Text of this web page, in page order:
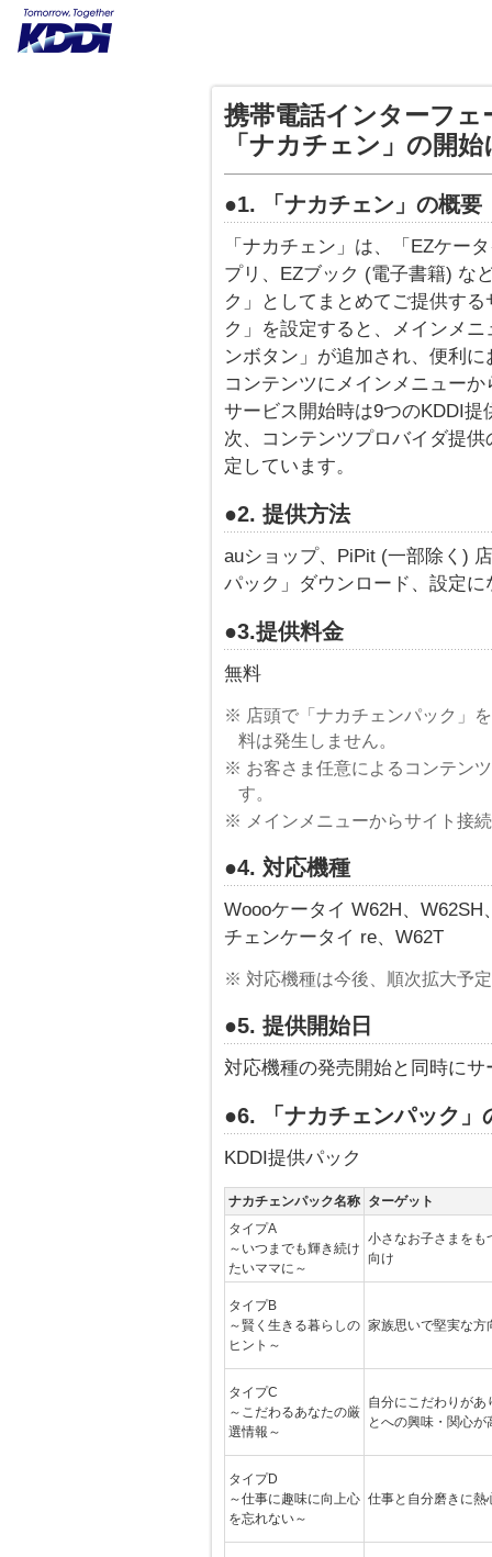
携帯電話インターフ
「ナカチェン」の開
●1. 「ナカチェン」の概要
「ナカチェン」は、「EZケー
プリ、EZブック (電子書籍) な
ク」としてまとめてご提供す
ク」を設定すると、メインメ
ンボタン」が追加され、便利
コンテンツにメインメニュー
サービス開始時は9つのKDDI
次、コンテンツプロバイダ提
定しています。
●2. 提供方法
auショップ、PiPit (一部除く)
パック」ダウンロード、設定に
●3.提供料金
無料
※ 店頭で「ナカチェンパック」
料は発生しません。
※ お客さま任意によるコンテン
す。
※ メインメニューからサイト接
●4. 対応機種
Woooケータイ W62H、
チェンケータイ re、W62T
※ 対応機種は今後、順次拡大予
●5. 提供開始日
対応機種の発売開始と同時に
●6. 「ナカチェンパック」
KDDI提供パック
ナカチェンパック名称
ターゲット
タイプA
～いつまでも輝き続け
たいママに～
小さなお子さまをも
向け
タイプB
～賢く生きる暮らしの
ヒント～
家族思いで堅実な方
タイプC
～こだわるあなたの厳
選情報～
自分にこだわりがあ
とへの興味・関心が
タイプD
～仕事に趣味に向上心
を忘れない～
仕事と自分磨きに熱